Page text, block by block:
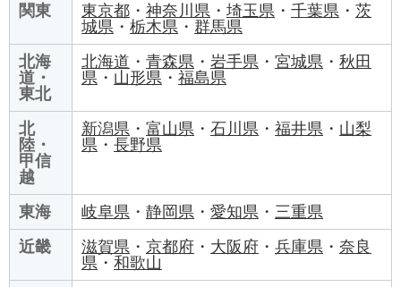
関東 東京都 ・ 神奈川県 ・ 埼玉県 ・ 千葉県 ・ 茨
城県 ・ 栃木県 ・ 群馬県
北海
道・
東北
北海道 ・ 青森県 ・ 岩手県 ・ 宮城県 ・ 秋田
県 ・ 山形県 ・ 福島県
北
陸・
甲信
越
新潟県 ・ 富山県 ・ 石川県 ・ 福井県 ・ 山梨
県 ・ 長野県
東海 岐阜県 ・ 静岡県 ・ 愛知県 ・ 三重県
近畿
滋賀県 ・ 京都府 ・ 大阪府 ・ 兵庫県 ・ 奈良
県 ・ 和歌山